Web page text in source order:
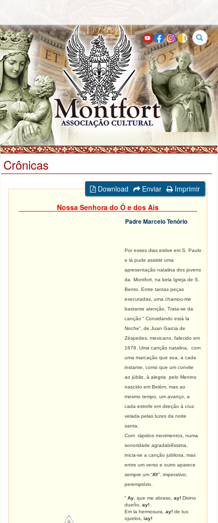
Buscar
Crônicas
Download Enviar
Imprimir
Nossa Senhora do Ó e dos Ais
Padre Marcelo Tenório
Por esses dias estive em S. Paulo
e lá pude assistir uma
apresentação natalina dos jovens
da Montfort, na bela Igreja de S.
Bento. Entre tantas peças
executadas, uma chamou-me
bastante atenção. Trata-se da
canção “ Convidando está la
Noche”, de Juan Garcia de
Zéspedes, mexicano, falecido em
1678. Uma canção natalina, com
uma marcação que soa, a cada
instante, como que um convite
ao júbilo, à alegria pelo Menino
nascido em Belém, mas ao
mesmo tempo, um avanço, a
cada estrofe em direção à cruz
velada pelas luzes da noite
santa.
Com rápidos movimentos, numa
sonoridade agradabilíssima,
inicia-se a canção jubilosa, mas
entre um verso e outro aparece
sempre um “AY”, imperativo,
peremptório.
“Ay , que me abraso, ay! Divino
dueño,
ay!
Em la hermosura,ay!de tus
ojuelos,iay!